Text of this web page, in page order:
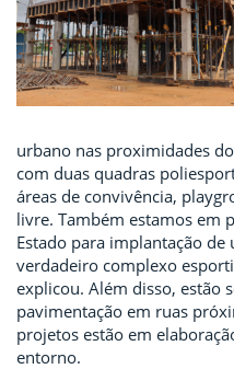
urbano nas proximidades
com duas quadras
áreas de convivência,
livre. Também estamos em
Estado para implantação
verdadeiro complexo
explicou. Além disso, estão
pavimentação em ruas
projetos estão em
entorno.